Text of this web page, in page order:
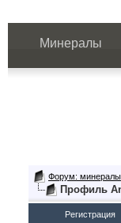
Минералы
Форум: минералы,
Профиль
Регистрация